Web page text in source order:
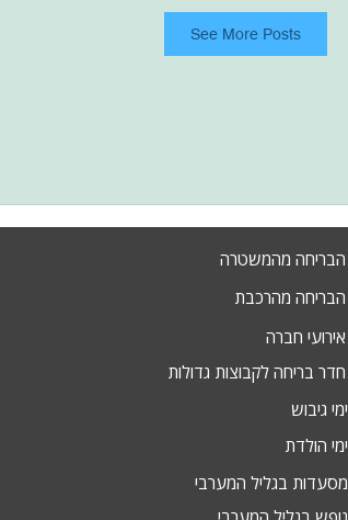
See More Posts
הבריחה מהמשטרה
הבריחה מהרכבת
אירועי חברה
חדר בריחה לקבוצות גדולות
ימי גיבוש
ימי הולדת
מסעדות בגליל המערבי